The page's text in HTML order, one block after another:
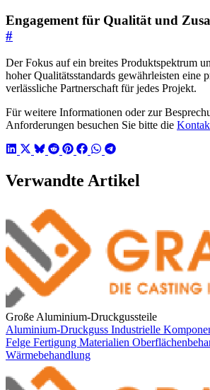
Engagement für Qualität und
#
Der Fokus auf ein breites Produktspektrum
hoher Qualitätsstandards gewährleisten eine
verlässliche Partnerschaft für jedes Projekt.
Für weitere Informationen oder zur
Anforderungen besuchen Sie bitte die
Verwandte Artikel
Große Aluminium-Druckgussteile
Aluminium-Druckguss Industrielle
Felge Fertigung Materialien
Wärmebehandlung